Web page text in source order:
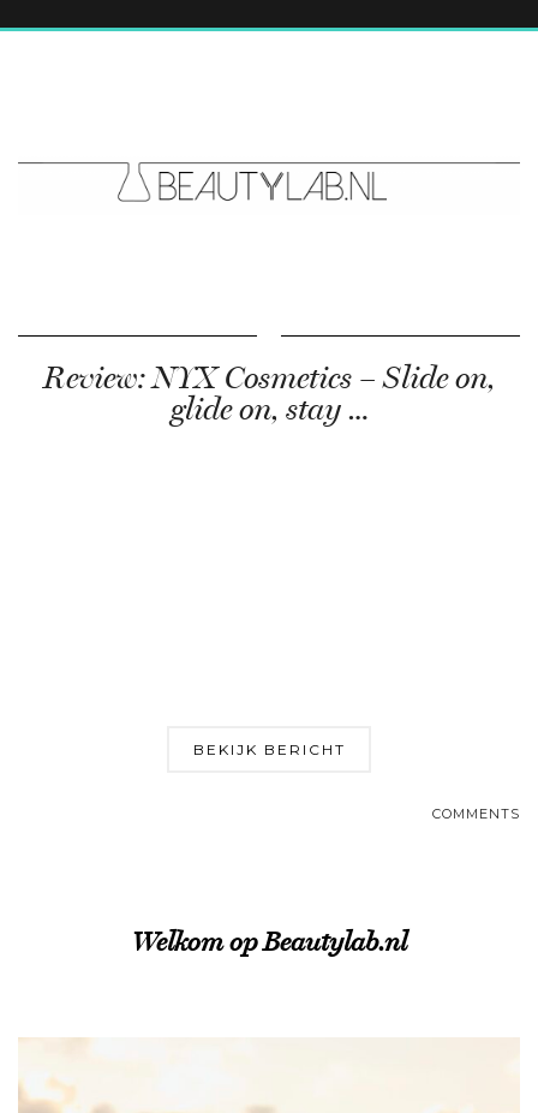
Review: NYX Cosmetics – Slide on,
glide on, stay …
BEKIJK BERICHT
COMMENTS
Welkom op Beautylab.nl